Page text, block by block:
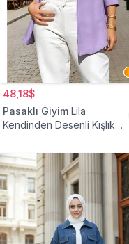
48,18$
Pasaklı Giyim Lila
Kendinden Desenli Kışlık
Tesettür Ceket